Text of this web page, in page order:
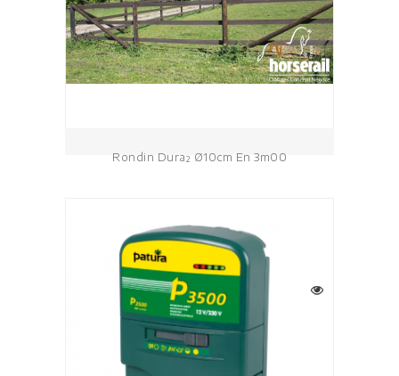
Rondin Dura² Ø10cm En 3m00